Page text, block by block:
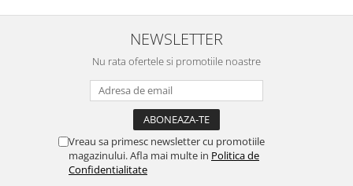
NEWSLETTER
Nu rata ofertele si promotiile noastre
Vreau sa primesc newsletter cu promotiile
magazinului. Afla mai multe in Politica de
Confidentialitate